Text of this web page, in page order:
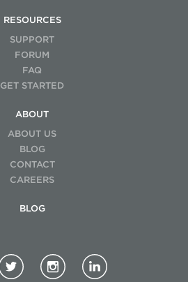
RESOURCES
SUPPORT
FORUM
FAQ
GET STARTED
ABOUT
ABOUT US
BLOG
CONTACT
CAREERS
BLOG